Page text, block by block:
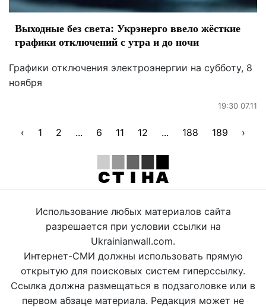
Выходные без света: Укрэнерго ввело жёсткие
графики отключений с утра и до ночи
Графики отключения электроэнергии на субботу, 8
ноября
19:30 07.11
‹ 1 2 ... 6 11 12 ... 188 189 ›
Использование любых материалов сайта
разрешается при условии ссылки на
Ukrainianwall.com.
Интернет-СМИ должны использовать прямую
открытую для поисковых систем гиперссылку.
Ссылка должна размещаться в подзаголовке или в
первом абзаце материала. Редакция может не